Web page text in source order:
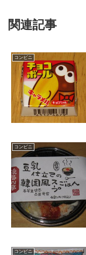
関連記事
コンビニ
コンビニ
コンビニ